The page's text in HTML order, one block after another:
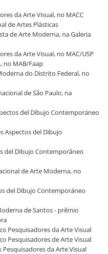
da Arte Visual, no MACC
de Artes Plásticas
de Arte Moderna, na Galeria
da Arte Visual, no MAC/USP
no MAB/Faap
do Distrito Federal, no
de São Paulo, na
del Dibujo Contemporáneo
Aspectos del Dibujo
del Dibujo Contemporâneo
de Arte Moderna, no
del Dibujo Contemporáneo
de Santos - prêmio
Pesquisadores da Arte Visual
Pesquisadores de Arte Visual
Pesquisadores da Arte Visual